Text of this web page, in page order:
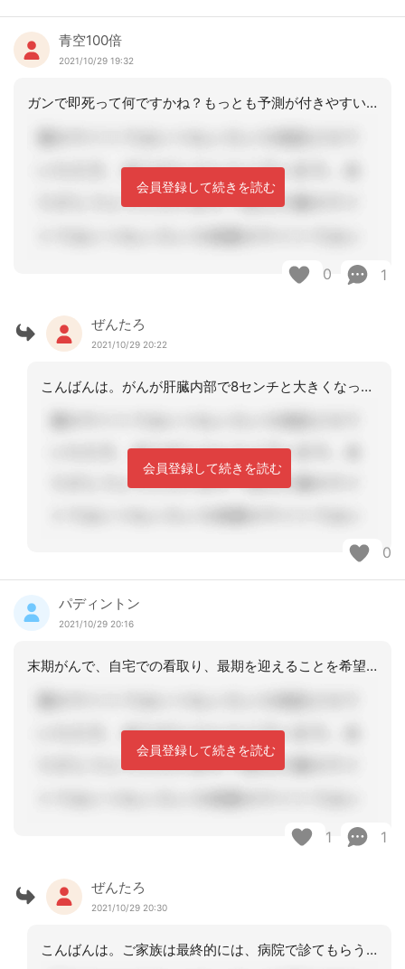
青空100倍
2021/10/29 19:32
ガンで即死って何ですかね？もっとも予測が付きやすい、疾患の一つですけれどもね。訪
会員登録して続きを読む
0 1
ぜんたろ
2021/10/29 20:22
こんばんは。がんが肝臓内部で8センチと大きくなっているので、一番最悪の場合それが
会員登録して続きを読む
0
パディントン
2021/10/29 20:16
末期がんで、自宅での看取り、最期を迎えることを希望されているのでしょうか。それと
会員登録して続きを読む
1 1
ぜんたろ
2021/10/29 20:30
こんばんは。ご家族は最終的には、病院で診てもらう考えですので看取りはしません。延